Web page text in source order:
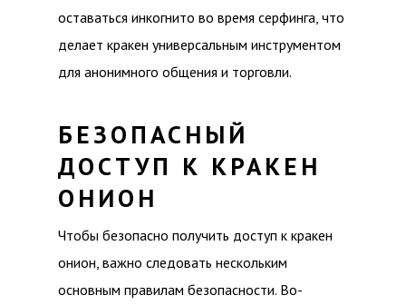
оставаться инкогнито во время серфинга, что
делает кракен универсальным инструментом
для анонимного общения и торговли.
БЕЗОПАСНЫЙ
ДОСТУП К КРАКЕН
ОНИОН
Чтобы безопасно получить доступ к кракен
онион, важно следовать нескольким
основным правилам безопасности. Во-